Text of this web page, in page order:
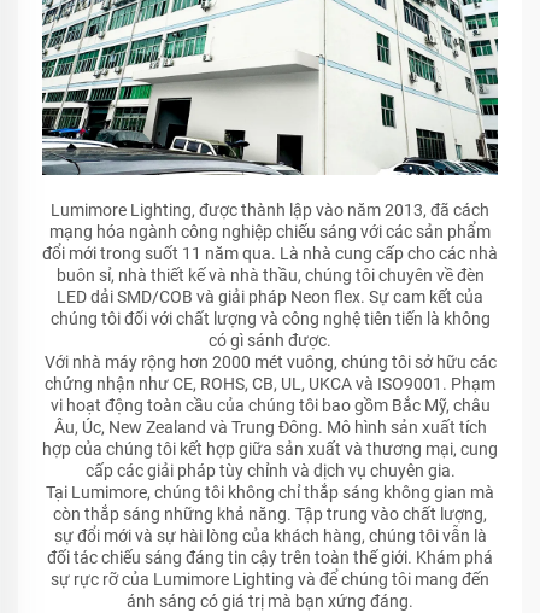
Lumimore Lighting, được thành lập vào năm 2013, đã cách
mạng hóa ngành công nghiệp chiếu sáng với các sản phẩm
đổi mới trong suốt 11 năm qua. Là nhà cung cấp cho các nhà
buôn sỉ, nhà thiết kế và nhà thầu, chúng tôi chuyên về đèn
LED dải SMD/COB và giải pháp Neon flex. Sự cam kết của
chúng tôi đối với chất lượng và công nghệ tiên tiến là không
có gì sánh được.
Với nhà máy rộng hơn 2000 mét vuông, chúng tôi sở hữu các
chứng nhận như CE, ROHS, CB, UL, UKCA và ISO9001. Phạm
vi hoạt động toàn cầu của chúng tôi bao gồm Bắc Mỹ, châu
Âu, Úc, New Zealand và Trung Đông. Mô hình sản xuất tích
hợp của chúng tôi kết hợp giữa sản xuất và thương mại, cung
cấp các giải pháp tùy chỉnh và dịch vụ chuyên gia.
Tại Lumimore, chúng tôi không chỉ thắp sáng không gian mà
còn thắp sáng những khả năng. Tập trung vào chất lượng,
sự đổi mới và sự hài lòng của khách hàng, chúng tôi vẫn là
đối tác chiếu sáng đáng tin cậy trên toàn thế giới. Khám phá
sự rực rỡ của Lumimore Lighting và để chúng tôi mang đến
ánh sáng có giá trị mà bạn xứng đáng.